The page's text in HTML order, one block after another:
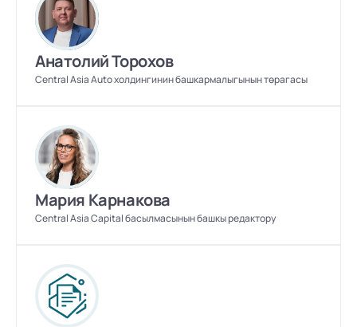
Анатолий Торохов
Central Asia Auto холдингинин башкармалыгынын төрагасы
Мария Карнакова
Central Asia Capital басылмасынын башкы редактору